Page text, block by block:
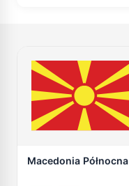
Macedonia Północna